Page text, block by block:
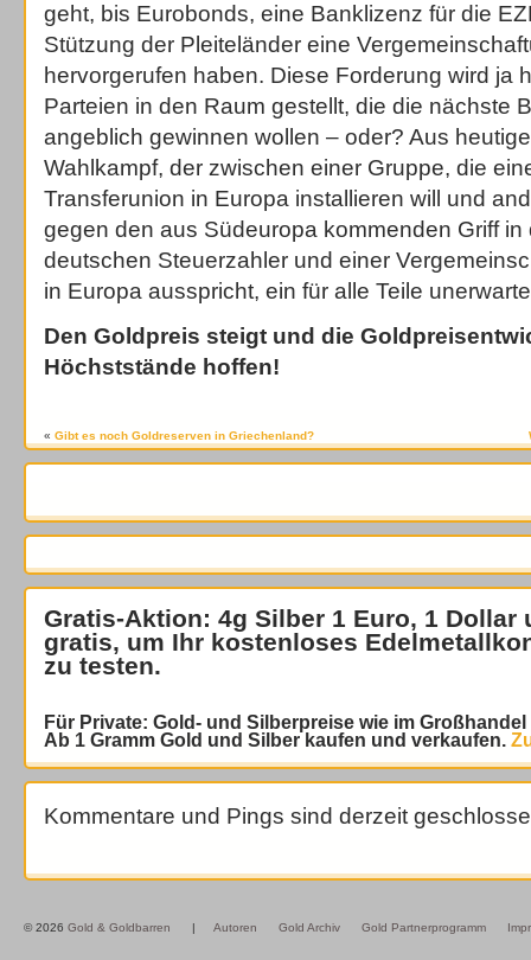
geht, bis Eurobonds, eine Banklizenz für die
Stützung der Pleiteländer eine
hervorgerufen haben. Diese Forderung wird ja
Parteien in den Raum gestellt, die die nächste
angeblich gewinnen wollen – oder? Aus
Wahlkampf, der zwischen einer Gruppe, die
Transferunion in Europa installieren will und
gegen den aus Südeuropa kommenden Griff in
deutschen Steuerzahler und einer
in Europa ausspricht, ein für alle Teile
Den Goldpreis steigt und die
Höchststände hoffen!
« Gibt es noch Goldreserven in Griechenland?
Gratis-Aktion: 4g Silber 1 Euro, 1 Dollar
gratis, um Ihr kostenloses
zu testen.
Für Private: Gold- und Silberpreise wie im
Ab 1 Gramm Gold und Silber kaufen und verkaufen.
Kommentare und Pings sind derzeit
© 2026 Gold & Goldbarren | Autoren Gold Archiv Gold Partnerprogramm